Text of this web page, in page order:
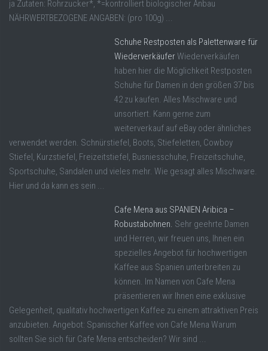
ja Zutaten: Rohrzucker*, *=kontrolliert biologischer Anbau
NÄHRWERTBEZOGENE ANGABEN: (pro 100g) ...
Schuhe Restposten als Palettenware für
WiederverkäuferWiederverkäufen
haben hier die Möglichkeit Restposten
Schuhe für Damen in den größen 37 bis
42 zu kaufen. Alles Mischware und
unsortiert. Kann gerne zum
weiterverkauf auf eBay oder ähnliches
verwendet werden. Schnürstiefel, Boots, Stiefeletten, Cowboy
Stiefel, Kurzstiefel, Freizeitstiefel, Busniesschuhe, Freizeitschuhe,
Sportschuhe, Sandalen und vieles mehr. Wie gesagt alles Mischware.
Hier und da kann es sein ...
Cafe Mena aus SPANIEN Aribica –
Robustabohnen. Sehr geehrte Damen
und Herren, wir freuen uns, Ihnen ein
spezielles Angebot für hochwertigen
Kaffee aus Spanien unterbreiten zu
können. Im Namen von Cafe Mena
präsentieren wir Ihnen eine exklusive
Gelegenheit, qualitativ hochwertigen Kaffee zu einem attraktiven Preis
anzubieten. Angebot: Spanischer Kaffee von Cafe Mena Warum
sollten Sie sich für Cafe Mena entscheiden? Wir sind ...